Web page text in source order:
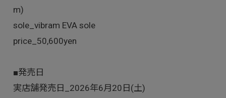
m)
sole_vibram EVA sole
price_50,600yen
■発売日
実店舗発売日_2026年6月20日(土)